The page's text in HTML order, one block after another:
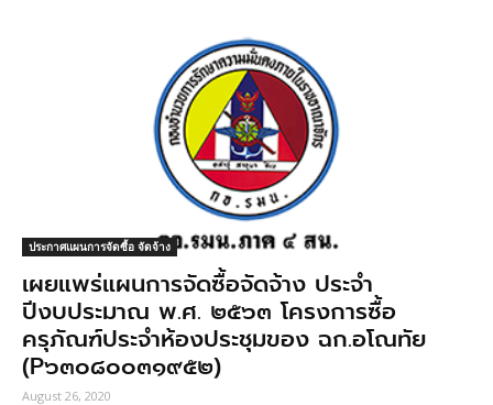
ประกาศแผนการจัดซื้อ จัดจ้าง
เผยแพร่แผนการจัดซื้อจัดจ้าง ประจำ
ปีงบประมาณ พ.ศ. ๒๕๖๓ โครงการซื้อ
ครุภัณฑ์ประจำห้องประชุมของ ฉก.อโณทัย
(P๖๓๐๘๐๐๓๑๙๕๒)
August 26, 2020